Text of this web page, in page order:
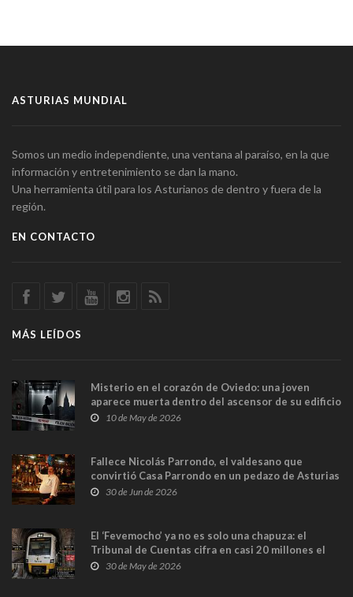
ASTURIAS MUNDIAL
Somos un medio independiente, una ventana al paraíso, en la que
información y entretenimiento se dan la mano.
Una herramienta útil para los Asturianos de dentro y fuera de la
región.
EN CONTACTO
MÁS LEÍDOS
Misterio en el corazón de Oviedo: una joven
aparece muerta dentro del ascensor de su edificio
y las cámaras captan sus últimos minutos
10 de May de 2026
Fallece Nicolás Parrondo, el valdesano que
convirtió Casa Parrondo en un pedazo de Asturias
en Madrid
30 de Jun de 2026
El ‘Fevemocho’ ya no es solo una chapuza: el
Tribunal de Cuentas cifra en casi 20 millones el
sobrecoste de los trenes que no cabían por los
30 de May de 2026